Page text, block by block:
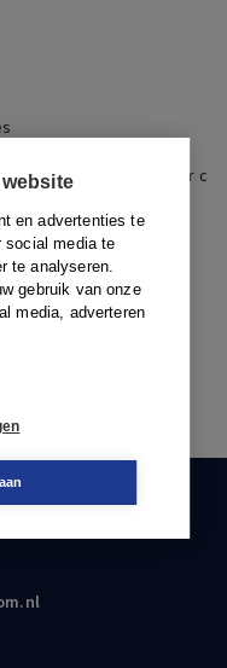
en advertenties te
social media te
te analyseren.
gebruik van onze
media, adverteren
c Ww
3.6 lid 1 onder c
ontheffing